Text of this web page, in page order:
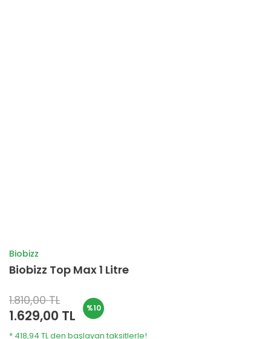
Biobizz
Biobizz Top Max 1 Litre
1.810,00 TL
1.629,00 TL %10
* 418,94 TL den başlayan taksitlerle!